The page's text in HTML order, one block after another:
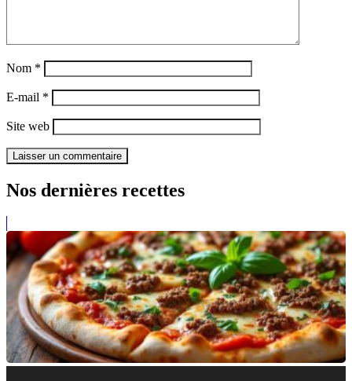
Nom *
E-mail *
Site web
Nos dernières recettes